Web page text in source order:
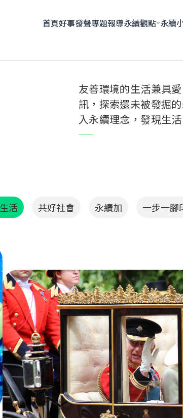
首頁好事發聲專題報導永續觀點 永續
友善環境的生活兼具
訊，探索還未被發掘
入永續理念，發現生
活 共好社會 永續加 一步一腳